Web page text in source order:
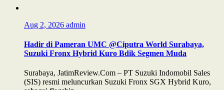
Aug 2, 2026 admin
Hadir di Pameran UMC @Ciputra World Surabaya,
Suzuki Fronx Hybrid Kuro Bdik Segmen Muda
Surabaya, JatimReview.Com – PT Suzuki Indomobil Sales
(SIS) resmi meluncurkan Suzuki Fronx SGX Hybrid Kuro,